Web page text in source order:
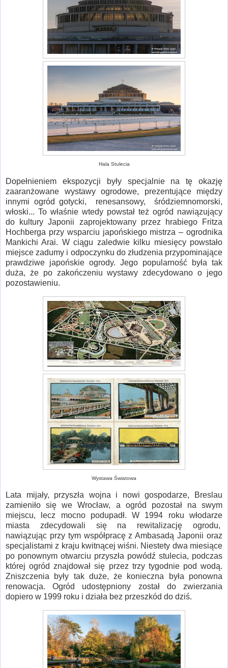
Hala Stulecia
Dopełnieniem ekspozycji były specjalnie na tę okazję
zaaranżowane wystawy ogrodowe, prezentujące między
innymi ogród gotycki, renesansowy, śródziemnomorski,
włoski... To właśnie wtedy powstał też ogród nawiązujący
do kultury Japonii zaprojektowany przez hrabiego Fritza
Hochberga przy wsparciu japońskiego mistrza – ogrodnika
Mankichi Arai. W ciągu zaledwie kilku miesięcy powstało
miejsce zadumy i odpoczynku do złudzenia przypominające
prawdziwe japońskie ogrody. Jego popularność była tak
duża, że po zakończeniu wystawy zdecydowano o jego
pozostawieniu.
Wystawa Światowa
Lata mijały, przyszła wojna i nowi gospodarze, Breslau
zamieniło się we Wrocław, a ogród pozostał na swym
miejscu, lecz mocno podupadł. W 1994 roku włodarze
miasta zdecydowali się na rewitalizację ogrodu,
nawiązując przy tym współpracę z Ambasadą Japonii oraz
specjalistami z kraju kwitnącej wiśni. Niestety dwa miesiące
po ponownym otwarciu przyszła powódź stulecia, podczas
której ogród znajdował się przez trzy tygodnie pod wodą.
Zniszczenia były tak duże, że konieczna była ponowna
renowacja. Ogród udostępniony został do zwierzania
dopiero w 1999 roku i działa bez przeszkód do dziś.